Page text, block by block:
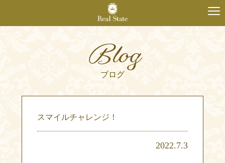
Blog
ブログ
スマイルチャレンジ！
2022.7.3